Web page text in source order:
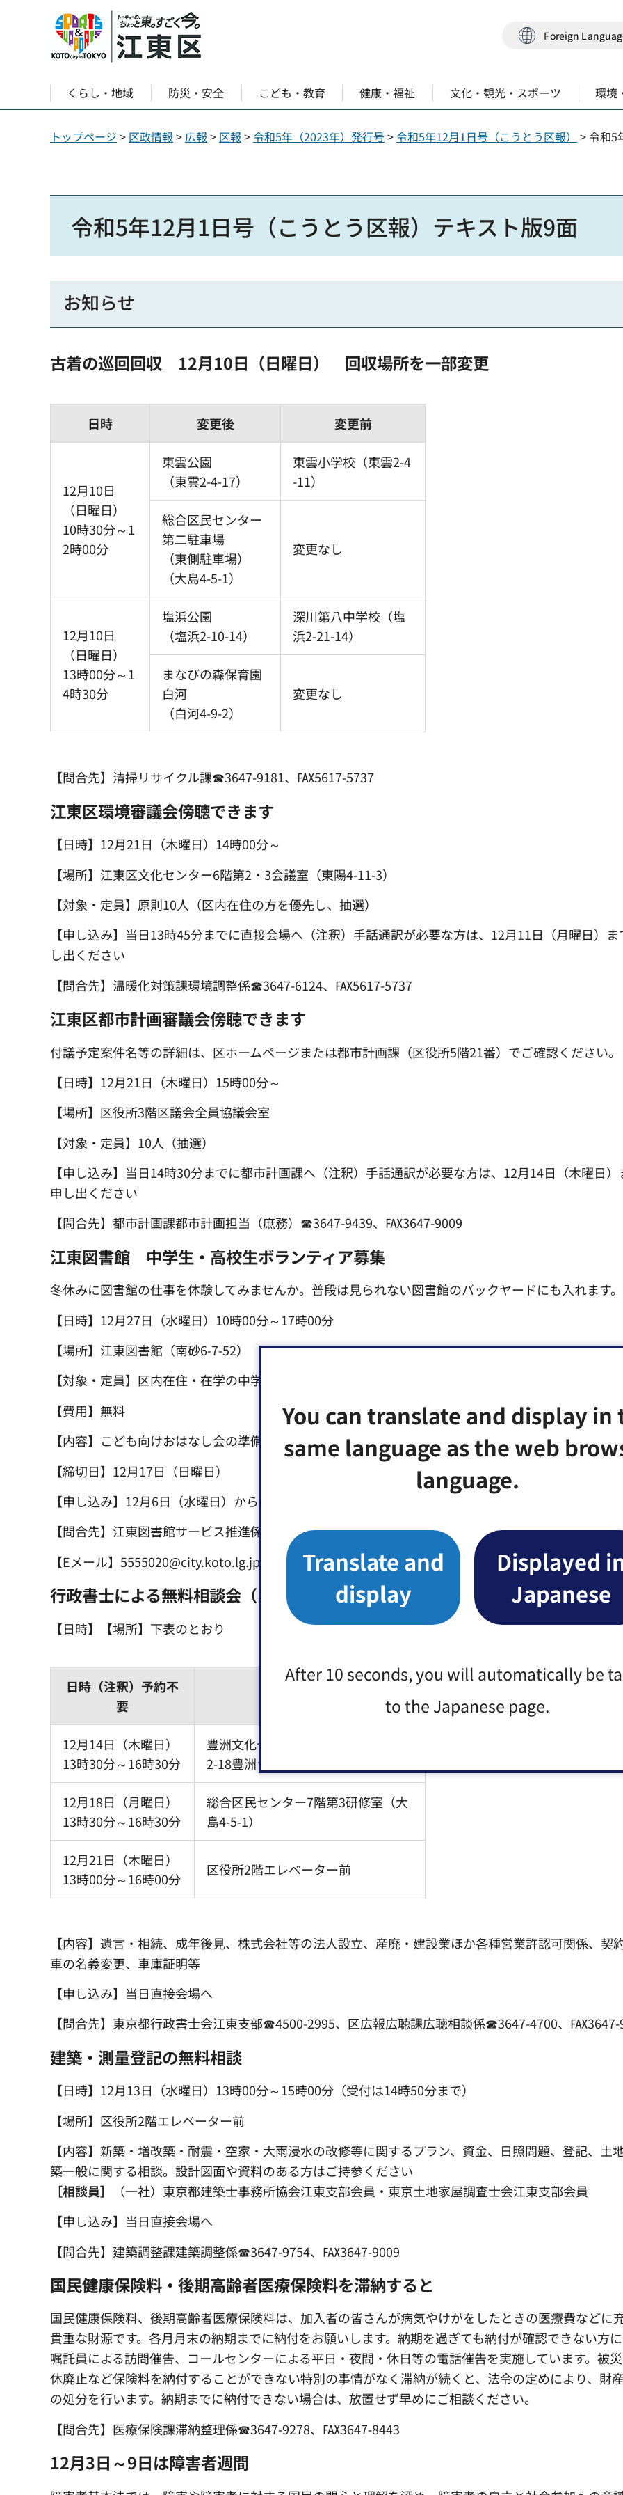
You can translate and display in
same language as the web
language.
Translate and
display
Displayed
Japanese
After 10 seconds, you will automatically be
to the Japanese page.
Foreign
くらし・地域 防災・安全 こども・教育 健康・福祉 文化・観光・スポーツ 環境
トップページ > 区政情報 > 広報 > 区報 >令和5年（2023年）発行号>令和5年12月1日号（こうとう区報） > 令和5
令和5年12月1日号（こうとう区報）テキスト版9面
お知らせ
古着の巡回回収 12月10日（日曜日） 回収場所を一部変更
日時 変更後 変更前
12月10日
（日曜日）
10時30分～1
2時00分
東雲公園
（東雲2-4-17）
東雲小学校（東雲2-4
-11）
総合区民センター
第二駐車場
（東側駐車場）
（大島4-5-1）
変更なし
12月10日
（日曜日）
13時00分～1
4時30分
塩浜公園
（塩浜2-10-14）
深川第八中学校（塩
浜2-21-14）
まなびの森保育園
白河
（白河4-9-2）
変更なし
【問合先】清掃リサイクル課☎3647-9181、℻5617-5737
江東区環境審議会傍聴できます
【日時】12月21日（木曜日）14時00分～
【場所】江東区文化センター6階第2・3会議室（東陽4-11-3）
【対象・定員】原則10人（区内在住の方を優先し、抽選）
【申し込み】当日13時45分までに直接会場へ（注釈）手話通訳が必要な方は、12月11日（月曜日）
し出ください
【問合先】温暖化対策課環境調整係☎3647-6124、℻5617-5737
江東区都市計画審議会傍聴できます
付議予定案件名等の詳細は、区ホームページまたは都市計画課（区役所5階21番）でご確認ください。
【日時】12月21日（木曜日）15時00分～
【場所】区役所3階区議会全員協議会室
【対象・定員】10人（抽選）
【申し込み】当日14時30分までに都市計画課へ（注釈）手話通訳が必要な方は、12月14日（木曜日
申し出ください
【問合先】都市計画課都市計画担当（庶務）☎3647-9439、℻3647-9009
江東図書館 中学生・高校生ボランティア募集
冬休みに図書館の仕事を体験してみませんか。普段は見られない図書館のバックヤードにも入れます。
【日時】12月27日（水曜日）10時00分～17時00分
【場所】江東図書館（南砂6-7-52）
【対象・定員】区内在住・在学の中学生・高校生5人程度（申込順）
【費用】無料
【内容】こども向けおはなし会の準備・運営、読み聞かせ体験など
【締切日】12月17日（日曜日）
【申し込み】12月6日（水曜日）から区ホームページで
【問合先】江東図書館サービス推進係☎3640-3151、℻3615-6668
【Eメール】5555020@city.koto.lg.jp
行政書士による無料相談会（12月）
【日時】【場所】下表のとおり
日時（注釈）予約不
要
12月14日（木曜日）
13時30分～16時30分
豊洲文化センター第3研修室（豊洲2-
2-18豊洲シビックセンター8階）
12月18日（月曜日）
13時30分～16時30分
総合区民センター7階第3研修室（大
島4-5-1）
12月21日（木曜日）
13時00分～16時00分
区役所2階エレベーター前
【内容】遺言・相続、成年後見、株式会社等の法人設立、産廃・建設業ほか各種営業許認可関係、契
車の名義変更、車庫証明等
【申し込み】当日直接会場へ
【問合先】東京都行政書士会江東支部☎4500-2995、区広報広聴課広聴相談係☎3647-4700、℻3647-
建築・測量登記の無料相談
【日時】12月13日（水曜日）13時00分～15時00分（受付は14時50分まで）
【場所】区役所2階エレベーター前
【内容】新築・増改築・耐震・空家・大雨浸水の改修等に関するプラン、資金、日照問題、登記、土
築一般に関する相談。設計図面や資料のある方はご持参ください
［相談員］
（一社）東京都建築士事務所協会江東支部会員・東京土地家屋調査士会江東支部会員
【申し込み】当日直接会場へ
【問合先】建築調整課建築調整係☎3647-9754、℻3647-9009
国民健康保険料・後期高齢者医療保険料を滞納すると
国民健康保険料、後期高齢者医療保険料は、加入者の皆さんが病気やけがをしたときの医療費などに
貴重な財源です。各月月末の納期までに納付をお願いします。納期を過ぎても納付が確認できない方
嘱託員による訪問催告、コールセンターによる平日・夜間・休日等の電話催告を実施しています。被
休廃止など保険料を納付することができない特別の事情がなく滞納が続くと、法令の定めにより、財
の処分を行います。納期までに納付できない場合は、放置せず早めにご相談ください。
【問合先】医療保険課滞納整理係☎3647-9278、℻3647-8443
12月3日～9日は障害者週間